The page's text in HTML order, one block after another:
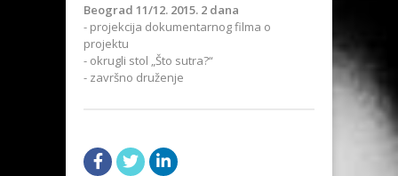
Beograd 11/12. 2015. 2 dana
- projekcija dokumentarnog filma o
projektu
- okrugli stol „Što sutra?“
- završno druženje